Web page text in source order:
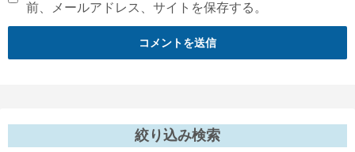
前、メールアドレス、サイトを保存する。
絞り込み検索